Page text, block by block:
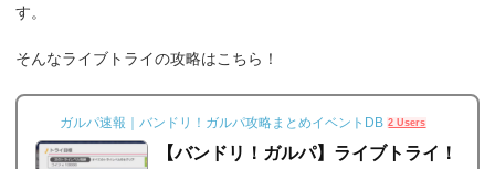
す。
そんなライブトライの攻略はこちら！
ガルパ速報｜バンドリ！ガルパ攻略まとめイベントDB 2 Users
【バンドリ！ガルパ】ライブトライ！